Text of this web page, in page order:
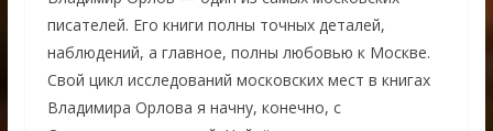
писателей. Его книги полны точных деталей,
наблюдений, а главное, полны любовью к Москве.
Свой цикл исследований московских мест в книгах
Владимира Орлова я начну, конечно, с